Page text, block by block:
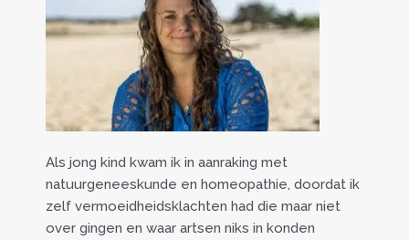
Als jong kind kwam ik in aanraking met
natuurgeneeskunde en homeopathie, doordat ik
zelf vermoeidheidsklachten had die maar niet
over gingen en waar artsen niks in konden